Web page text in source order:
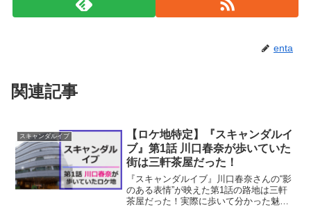
enta
関連記事
スキャンダルイブ
【ロケ地特定】『スキャンダルイ
ブ』第1話 川口春奈が歩いていた
街は三軒茶屋だった！
『スキャンダルイブ』川口春奈さんの“影
のある表情”が映えた第1話の路地は三軒
茶屋だった！実際に歩いて分かった魅力